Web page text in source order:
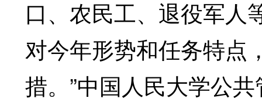
口、农民工、退役军人
对今年形势和任务特点
措。”中国人民大学公